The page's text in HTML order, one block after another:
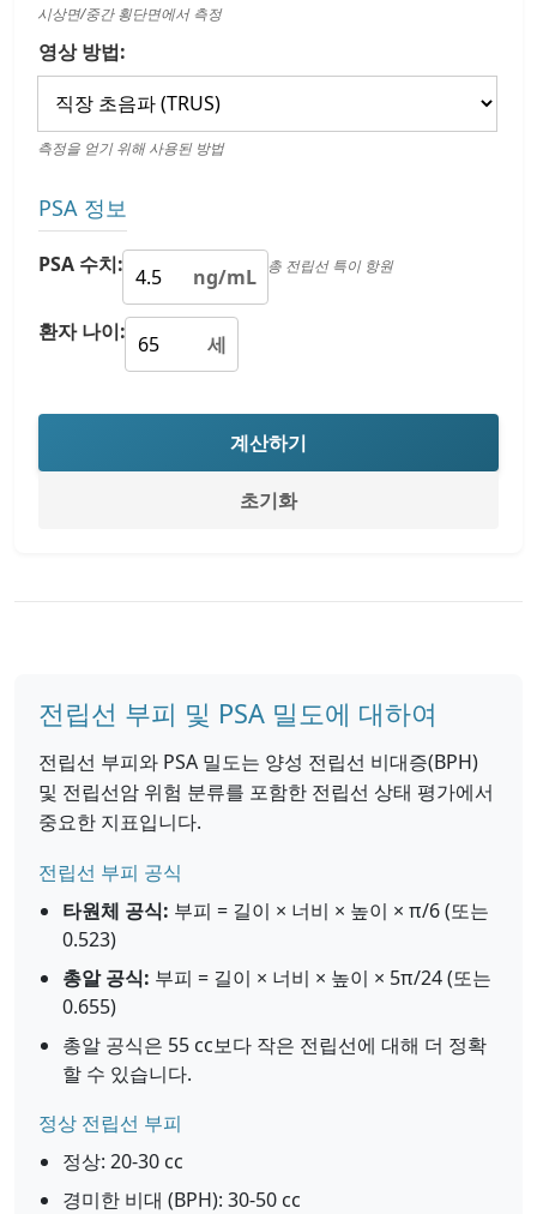
시상면/중간 횡단면에서 측정
영상 방법:
측정을 얻기 위해 사용된 방법
PSA 정보
PSA 수치: ng/mL 총 전립선 특이 항원
환자 나이: 세
계산하기
초기화
전립선 부피 및 PSA 밀도에 대하여
전립선 부피와 PSA 밀도는 양성 전립선 비대증(BPH)
및 전립선암 위험 분류를 포함한 전립선 상태 평가에서
중요한 지표입니다.
전립선 부피 공식
타원체 공식: 부피 = 길이 × 너비 × 높이 × π/6 (또는
0.523)
총알 공식: 부피 = 길이 × 너비 × 높이 × 5π/24 (또는
0.655)
총알 공식은 55 cc보다 작은 전립선에 대해 더 정확
할 수 있습니다.
정상 전립선 부피
정상: 20-30 cc
경미한 비대 (BPH): 30-50 cc